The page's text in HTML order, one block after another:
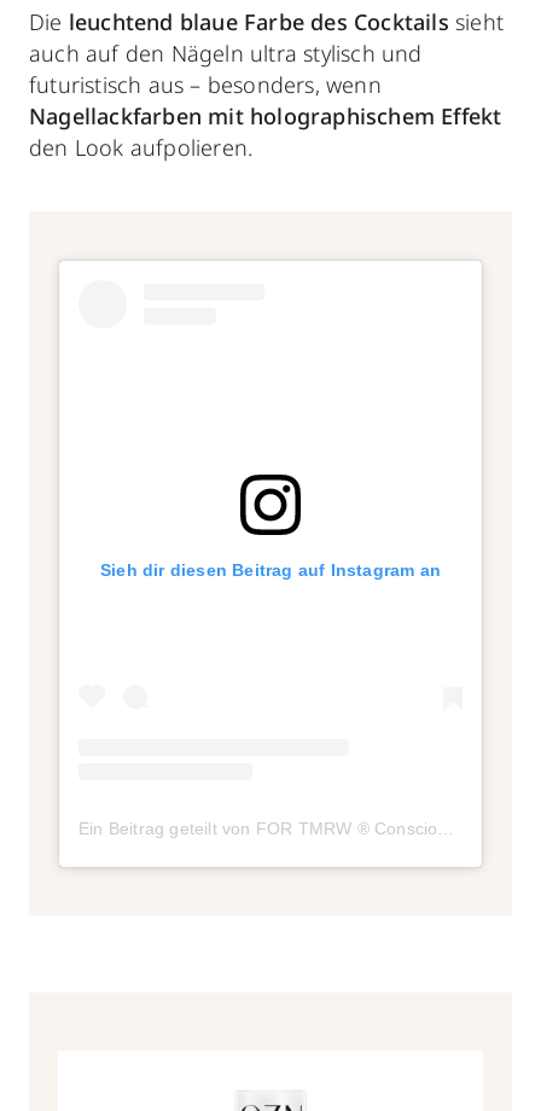
Die leuchtend blaue Farbe des Cocktails sieht
auch auf den Nägeln ultra stylisch und
futuristisch aus – besonders, wenn
Nagellackfarben mit holographischem Effekt
den Look aufpolieren.
Sieh dir diesen Beitrag auf Instagram an